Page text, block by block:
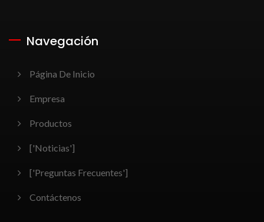
Navegación
Página De Inicio
Empresa
Productos
['Noticias']
['Preguntas Frecuentes']
Contáctenos